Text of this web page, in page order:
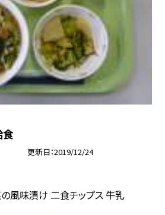
食
更新日 2019/12/24
風味漬け 二食チップス 牛乳